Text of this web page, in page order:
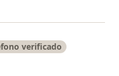
verificado